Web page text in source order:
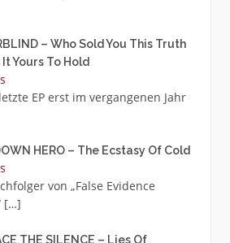
– Who Sold You This Truth
It Yours To Hold
EP erst im vergangenen Jahr
HERO – The Ecstasy Of Cold
von „False Evidence
[…]
THE SILENCE – Lies Of